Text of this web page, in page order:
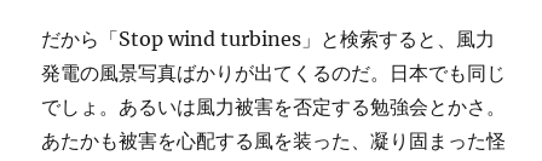
だから「Stop wind turbines」と検索すると、風力
発電の風景写真ばかりが出てくるのだ。日本でも同じ
でしょ。あるいは風力被害を否定する勉強会とかさ。
あたかも被害を心配する風を装った、凝り固まった怪